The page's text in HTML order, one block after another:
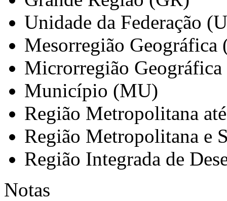
Unidade da Federação
Mesorregião Geográfica
Microrregião
Município (MU)
Região Metropolitana
Região Metropolitana e
Região Integrada de
Notas